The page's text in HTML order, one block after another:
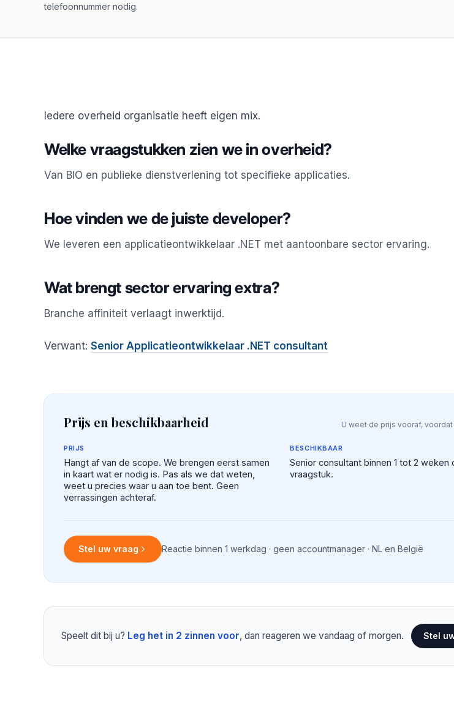
telefoonnummer nodig.
Iedere overheid organisatie heeft eigen mix.
Welke vraagstukken zien we in overheid?
Van BIO en publieke dienstverlening tot specifieke applicaties.
Hoe vinden we de juiste developer?
We leveren een applicatieontwikkelaar .NET met aantoonbare sector ervaring.
Wat brengt sector ervaring extra?
Branche affiniteit verlaagt inwerktijd.
Verwant: Senior Applicatieontwikkelaar .NET consultant
Prijs en beschikbaarheid U weet de prijs vooraf,
PRIJS
Hangt af van de scope. We brengen eerst samen
in kaart wat er nodig is. Pas als we dat weten,
weet u precies waar u aan toe bent. Geen
verrassingen achteraf.
BESCHIKBAAR
Senior consultant binnen 1 tot 2 weken
vraagstuk.
Stel uw vraag Reactie binnen 1 werkdag · geen accountmanager · NL en België
Speelt dit bij u? Leg het in 2 zinnen voor, dan reageren we vandaag of morgen. Stel